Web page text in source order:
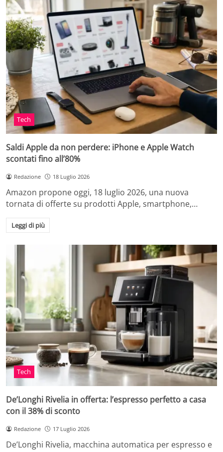
Tech
Saldi Apple da non perdere: iPhone e Apple Watch
scontati fino all’80%
Redazione 18 Luglio 2026
Amazon propone oggi, 18 luglio 2026, una nuova
tornata di offerte su prodotti Apple, smartphone,…
Leggi di più
Tech
De’Longhi Rivelia in offerta: l’espresso perfetto a casa
con il 38% di sconto
Redazione 17 Luglio 2026
De’Longhi Rivelia, macchina automatica per espresso e